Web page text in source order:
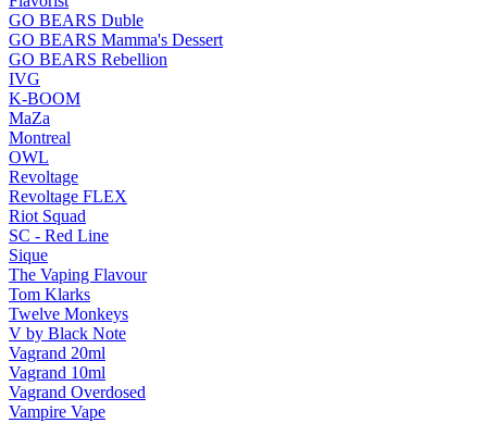
GO BEARS Duble
GO BEARS Mamma's Dessert
GO BEARS Rebellion
IVG
K-BOOM
MaZa
Montreal
OWL
Revoltage
Revoltage FLEX
Riot Squad
SC - Red Line
Sique
The Vaping Flavour
Tom Klarks
Twelve Monkeys
V by Black Note
Vagrand 20ml
Vagrand 10ml
Vagrand Overdosed
Vampire Vape